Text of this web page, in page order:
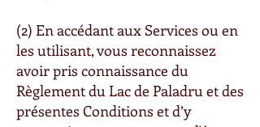
(2) En accédant aux Services ou en
les utilisant, vous reconnaissez
avoir pris connaissance du
Règlement du Lac de Paladru et des
présentes Conditions et d’y